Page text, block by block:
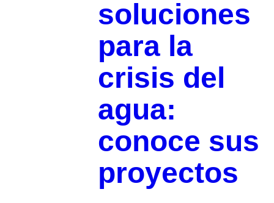
soluciones
para la
crisis del
agua:
conoce sus
proyectos